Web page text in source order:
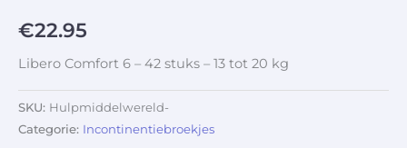
€22.95
Libero Comfort 6 – 42 stuks – 13 tot 20 kg
SKU: Hulpmiddelwereld-
Categorie: Incontinentiebroekjes